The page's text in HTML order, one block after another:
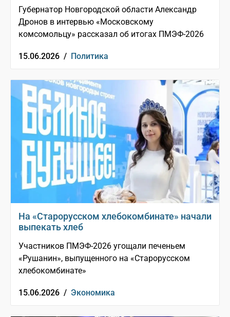
Губернатор Новгородской области Александр
Дронов в интервью «Московскому
комсомольцу» рассказал об итогах ПМЭФ-2026
15.06.2026 / Политика
На «Старорусском хлебокомбинате» начали
выпекать хлеб
Участников ПМЭФ-2026 угощали печеньем
«Рушанин», выпущенного на «Старорусском
хлебокомбинате»
15.06.2026 / Экономика